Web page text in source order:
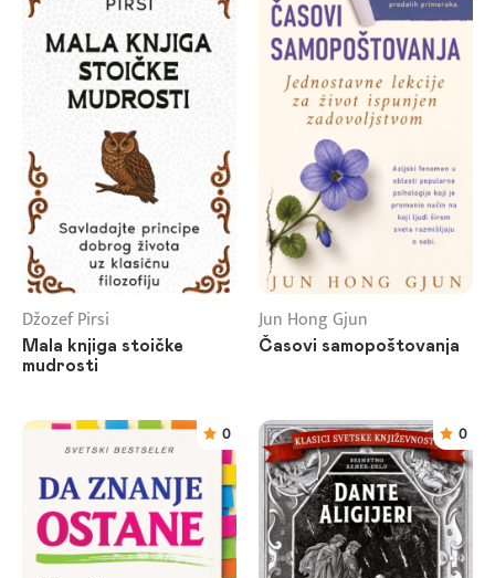
Džozef Pirsi
Mala knjiga stoičke
mudrosti
Jun Hong Gjun
Časovi samopoštovanja
0 0